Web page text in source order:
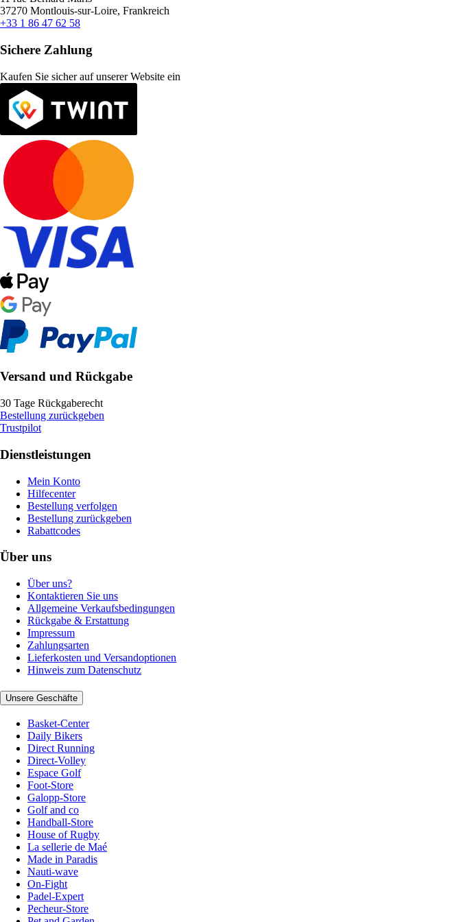
37270 Montlouis-sur-Loire, Frankreich
+33 1 86 47 62 58
Sichere Zahlung
Kaufen Sie sicher auf unserer Website ein
Versand und Rückgabe
30 Tage Rückgaberecht
Bestellung zurückgeben
Trustpilot
Dienstleistungen
Mein Konto
Hilfecenter
Bestellung verfolgen
Bestellung zurückgeben
Rabattcodes
Über uns
Über uns?
Kontaktieren Sie uns
Allgemeine Verkaufsbedingungen
Rückgabe & Erstattung
Impressum
Zahlungsarten
Lieferkosten und Versandoptionen
Hinweis zum Datenschutz
Unsere Geschäfte
Basket-Center
Daily Bikers
Direct Running
Direct-Volley
Espace Golf
Foot-Store
Galopp-Store
Golf and co
Handball-Store
House of Rugby
La sellerie de Maé
Made in Paradis
Nauti-wave
On-Fight
Padel-Expert
Pecheur-Store